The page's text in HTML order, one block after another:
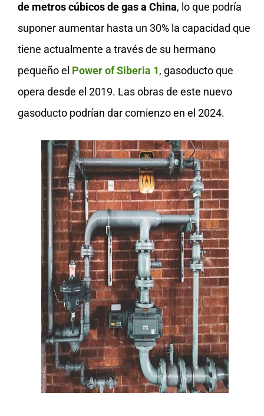
de metros cúbicos de gas a China, lo que podría
suponer aumentar hasta un 30% la capacidad que
tiene actualmente a través de su hermano
pequeño el Power of Siberia 1, gasoducto que
opera desde el 2019. Las obras de este nuevo
gasoducto podrían dar comienzo en el 2024.